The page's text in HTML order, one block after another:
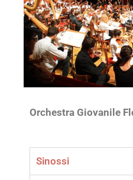
Orchestra Giovanile
Sinossi